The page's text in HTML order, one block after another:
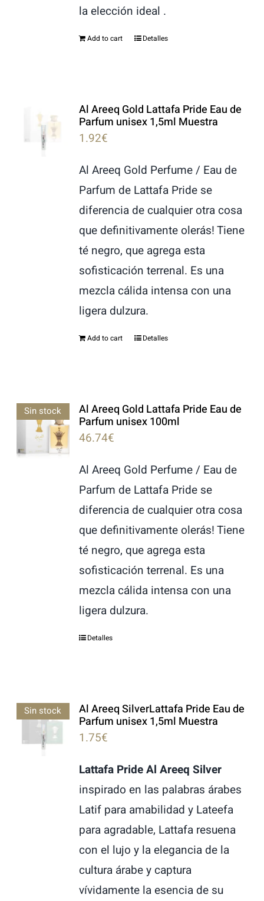
la elección ideal .
Add to cart Detalles
Al Areeq Gold Lattafa Pride Eau de
Parfum unisex 1,5ml Muestra
1.92€
Al Areeq Gold Perfume / Eau de
Parfum de Lattafa Pride se
diferencia de cualquier otra cosa
que definitivamente olerás! Tiene
té negro, que agrega esta
sofisticación terrenal. Es una
mezcla cálida intensa con una
ligera dulzura.
Add to cart Detalles
Sin stock Al Areeq Gold Lattafa Pride Eau de
Parfum unisex 100ml
46.74€
Al Areeq Gold Perfume / Eau de
Parfum de Lattafa Pride se
diferencia de cualquier otra cosa
que definitivamente olerás! Tiene
té negro, que agrega esta
sofisticación terrenal. Es una
mezcla cálida intensa con una
ligera dulzura.
Detalles
Sin stock Al Areeq SilverLattafa Pride Eau de
Parfum unisex 1,5ml Muestra
1.75€
Lattafa Pride Al Areeq Silver
inspirado en las palabras árabes
Latif para amabilidad y Lateefa
para agradable, Lattafa resuena
con el lujo y la elegancia de la
cultura árabe y captura
vívidamente la esencia de su